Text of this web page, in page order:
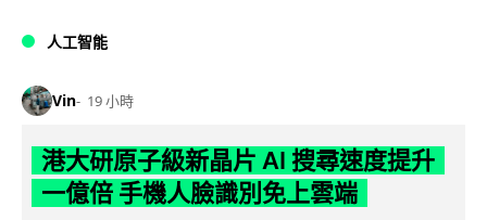
人工智能
Vin 19 小時
港大研原子級新晶片 AI 搜尋速度提升
一億倍 手機人臉識別免上雲端